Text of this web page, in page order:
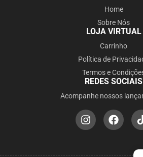
Home
Sobre Nós
LOJA VIRTUAL
Carrinho
Política de
Termos e
REDES SOCIAIS
Acompanhe nossos